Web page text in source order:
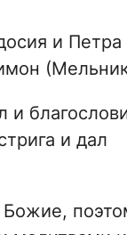
и Петра
и
и дал
Божие,